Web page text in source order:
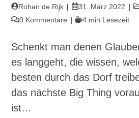
Beitrags-
Autor:
Rohan de Rijk
Beitrag
veröffentlicht:
31. März 2022
Beitrags-
0 Kommentare Lesedauer:
4 min Lesezeit
Schenkt man denen
es langgeht, die wissen,
besten durch das Dorf
das nächste Big Thing
ist…